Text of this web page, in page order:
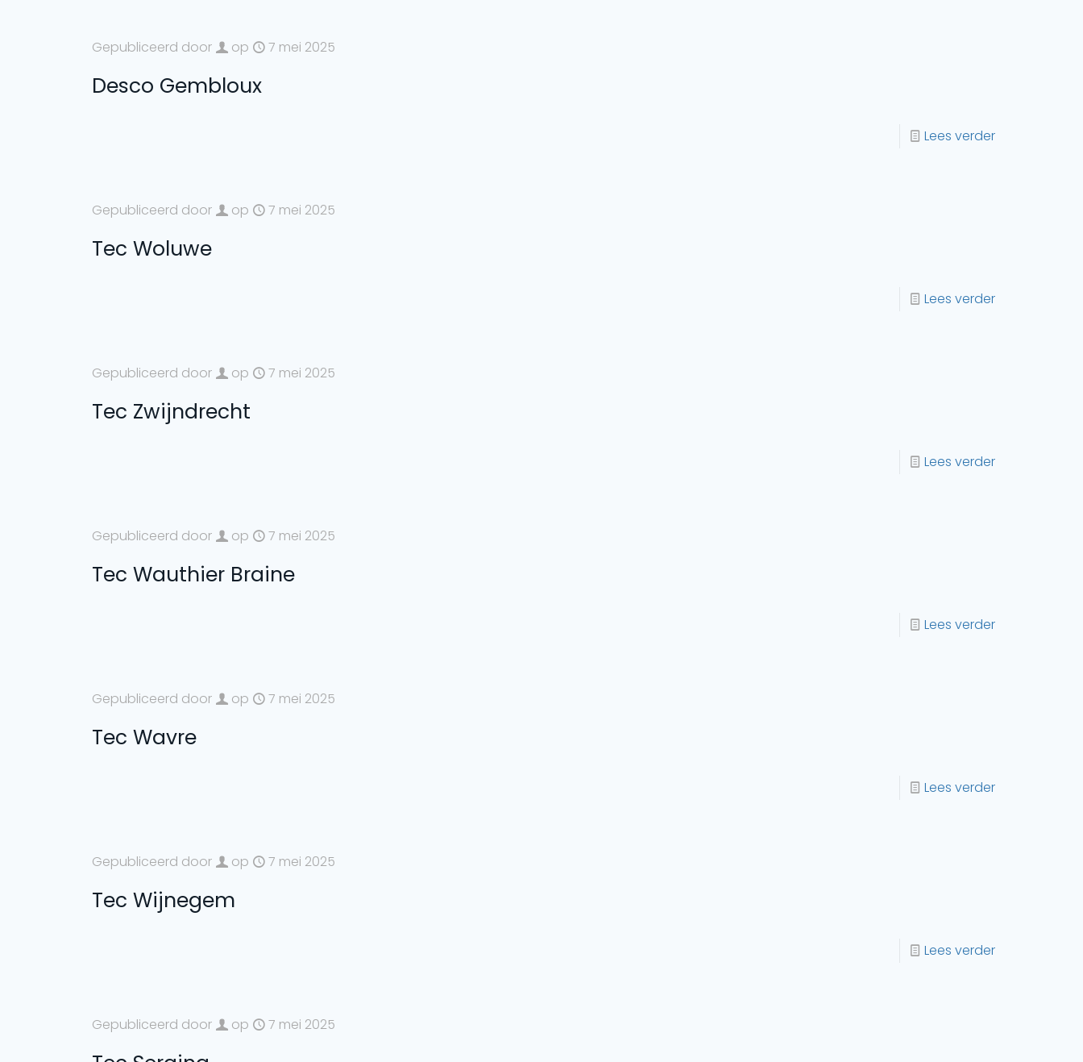
Gepubliceerd door op 7 mei 2025
Desco Gembloux
Lees verder
Gepubliceerd door op 7 mei 2025
Tec Woluwe
Lees verder
Gepubliceerd door op 7 mei 2025
Tec Zwijndrecht
Lees verder
Gepubliceerd door op 7 mei 2025
Tec Wauthier Braine
Lees verder
Gepubliceerd door op 7 mei 2025
Tec Wavre
Lees verder
Gepubliceerd door op 7 mei 2025
Tec Wijnegem
Lees verder
Gepubliceerd door op 7 mei 2025